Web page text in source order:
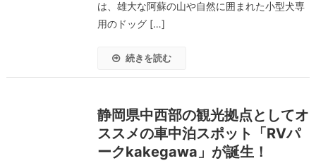
は、雄大な阿蘇の山や自然に囲まれた小型犬専
用のドッグ […]
続きを読む
静岡県中西部の観光拠点としてオ
ススメの車中泊スポット「RVパ
ークkakegawa」が誕生！